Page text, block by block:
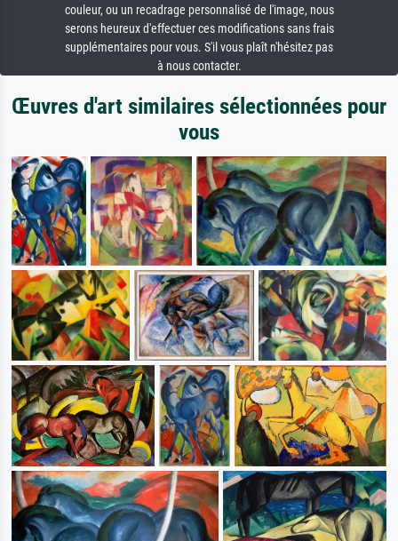
couleur, ou un recadrage personnalisé de l'image, nous
serons heureux d'effectuer ces modifications sans frais
supplémentaires pour vous. S'il vous plaît n'hésitez pas
à nous contacter.
Œuvres d'art similaires sélectionnées pour
vous